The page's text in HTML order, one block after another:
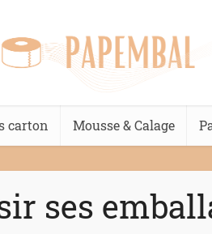
carton Mousse & Calage
ses